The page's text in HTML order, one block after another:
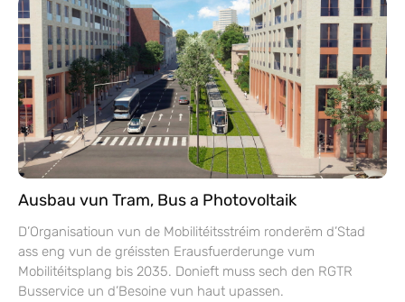
Ausbau vun Tram, Bus a Photovoltaik
D’Organisatioun vun de Mobilitéitsstréim ronderëm d’Stad
ass eng vun de gréissten Erausfuerderunge vum
Mobilitéitsplang bis 2035. Donieft muss sech den RGTR
Busservice un d’Besoine vun haut upassen.